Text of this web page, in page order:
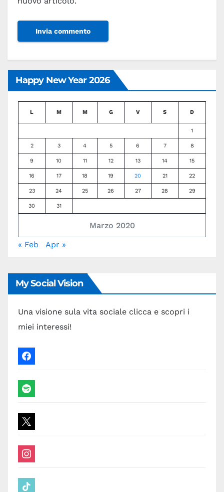
Happy New Year 2026
Marzo 2020
L M M G V S D
1
2 3 4 5 6 7 8
9 10 11 12 13 14 15
16 17 18 19 20 21 22
23 24 25 26 27 28 29
30 31
« Feb Apr »
My Social Vision
Una visione sula vita sociale clicca e scopri i
miei interessi!
facebook
spotify
x
instagram
tiktok